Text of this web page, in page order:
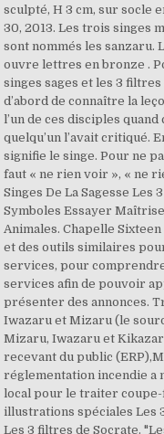
sculpté, H 3 cm, sur socle
30, 2013. Les trois singes
sont nommés les sanzaru.
ouvre lettres en bronze .
singes sages et les 3
d’abord de connaître la
l’un de ces disciples
quelqu’un l’avait critiqué.
signifie le singe. Pour ne
faut « ne rien voir », « ne
Singes De La Sagesse Les
Symboles Essayer
Animales. Chapelle
et des outils similaires
services, pour
services afin de pouvoir
présenter des annonces.
Iwazaru et Mizaru (le
Mizaru, Iwazaru et
recevant du public
réglementation incendie a
local pour le traiter coupe-
illustrations spéciales Les
Les 3 filtres de Socrate.